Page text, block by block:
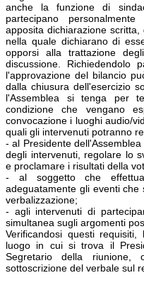
anche la funzione di
partecipano
apposita dichiarazione
nella quale dichiarano di
opporsi alla trattazione
discussione. Richiedendolo
l'approvazione del bilancio
dalla chiusura dell'esercizio
l'Assemblea si tenga per
condizione che vengano
convocazione i luoghi audio/
quali gli intervenuti potranno
- al Presidente
degli intervenuti, regolare lo
e proclamare i risultati della
- al soggetto che
adeguatamente gli eventi che
verbalizzazione;
- agli intervenuti di
simultanea sugli argomenti
Verificandosi questi
luogo in cui si trova il
Segretario della
sottoscrizione del verbale sul